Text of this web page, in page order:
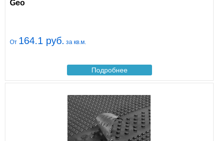
Geo
От 164.1 руб. за кв.м.
Подробнее